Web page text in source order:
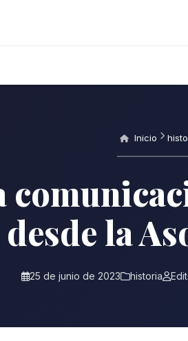
Inicio
desde la
25 de junio de 2023 historia